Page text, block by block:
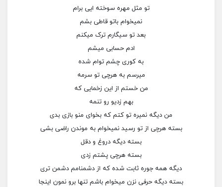
تو مثل مهره سوخته ایی برام
نمیخوام باتو قاطی بشم
بعد تو سیگارم ترک میکنم
ادم حسابی میشم
به کوری چشم توام شده
میرسم به هرچی تو سرمه
من خستم از این زخمایی که
بهم زدیو رو تنمه
من دیگه نمیره تو کتم که بخوای منو بازی بدی
بسته هرچی از تو رسید نمیخوام به موندن راضی بشی
بسته دیگه دروغ و دقل
بسته هرچی پشتم زدی
دیگه همه جوره ثابت شده که از دشمنامم دشمن تری
بسته دیگه حرفی نزن میخوام باشم تنها برو نمون اینجا